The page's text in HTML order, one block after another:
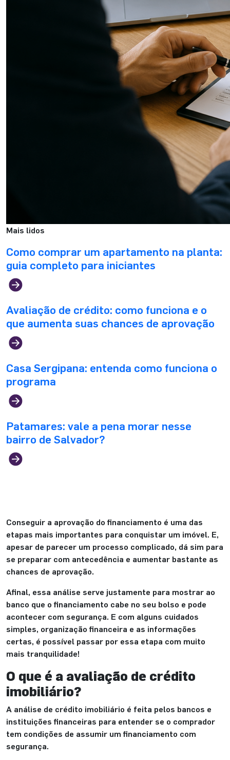
Mais lidos
Como comprar um apartamento na planta:
guia completo para iniciantes
Avaliação de crédito: como funciona e o
que aumenta suas chances de aprovação
Casa Sergipana: entenda como funciona o
programa
Patamares: vale a pena morar nesse
bairro de Salvador?
Conseguir a aprovação do financiamento é uma das
etapas mais importantes para conquistar um imóvel. E,
apesar de parecer um processo complicado, dá sim para
se preparar com antecedência e aumentar bastante as
chances de aprovação.
Afinal, essa análise serve justamente para mostrar ao
banco que o financiamento cabe no seu bolso e pode
acontecer com segurança. E com alguns cuidados
simples, organização financeira e as informações
certas, é possível passar por essa etapa com muito
mais tranquilidade!
O que é a avaliação de crédito
imobiliário?
A análise de crédito imobiliário é feita pelos bancos e
instituições financeiras para entender se o comprador
tem condições de assumir um financiamento com
segurança.